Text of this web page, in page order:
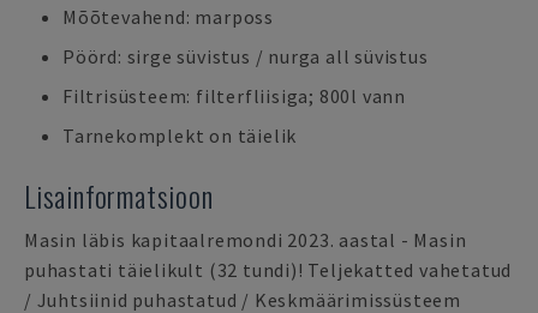
Mõõtevahend: marposs
Pöörd: sirge süvistus / nurga all süvistus
Filtrisüsteem: filterfliisiga; 800l vann
Tarnekomplekt on täielik
Lisainformatsioon
Masin läbis kapitaalremondi 2023. aastal - Masin
puhastati täielikult (32 tundi)! Teljekatted vahetatud
/ Juhtsiinid puhastatud / Keskmäärimissüsteem